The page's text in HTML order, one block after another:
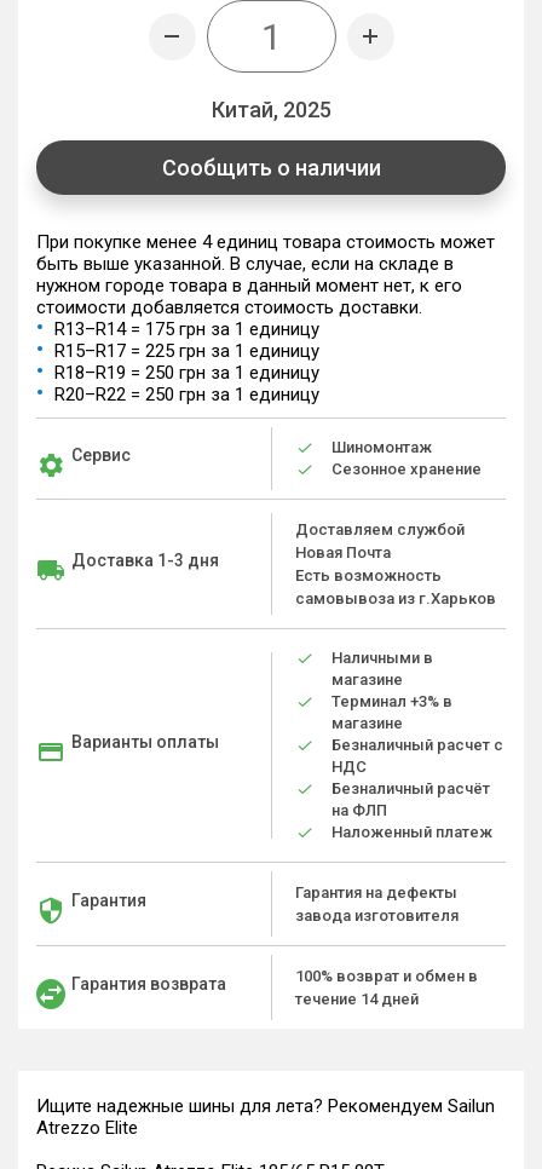
Китай, 2025
Сообщить о наличии
При покупке менее 4 единиц товара стоимость может
быть выше указанной. В случае, если на складе в
нужном городе товара в данный момент нет, к его
стоимости добавляется стоимость доставки.
R13–R14 = 175 грн за 1 единицу
R15–R17 = 225 грн за 1 единицу
R18–R19 = 250 грн за 1 единицу
R20–R22 = 250 грн за 1 единицу
Сервис
Шиномонтаж
Сезонное хранение
Доставка 1-3 дня
Доставляем службой
Новая Почта
Есть возможность
самовывоза из г.Харьков
Варианты оплаты
Наличными в
магазине
Терминал +3% в
магазине
Безналичный расчет с
НДС
Безналичный расчёт
на ФЛП
Наложенный платеж
Гарантия
Гарантия на дефекты
завода изготовителя
Гарантия возврата
100% возврат и обмен в
течение 14 дней
Ищите надежные шины для лета? Рекомендуем Sailun
Atrezzo Elite